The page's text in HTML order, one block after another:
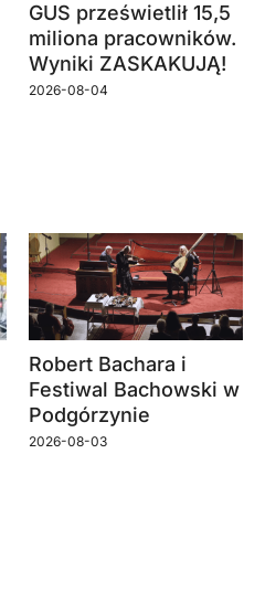
GUS prześwietlił 15,5
miliona pracowników.
Wyniki ZASKAKUJĄ!
2026-08-04
Robert Bachara i
Festiwal Bachowski w
Podgórzynie
2026-08-03